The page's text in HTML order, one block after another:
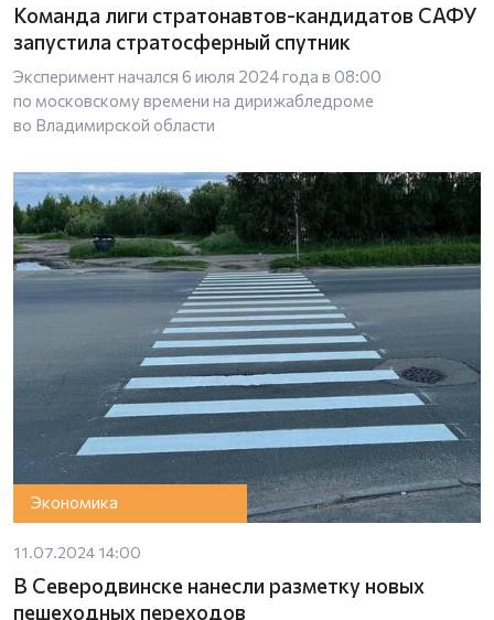
Команда лиги стратонавтов-кандидатов САФУ
запустила стратосферный спутник
Эксперимент начался 6 июля 2024 года в 08:00
по московскому времени на дирижабледроме
во Владимирской области
Экономика
11.07.2024 14:00
В Северодвинске нанесли разметку новых
пешеходных переходов